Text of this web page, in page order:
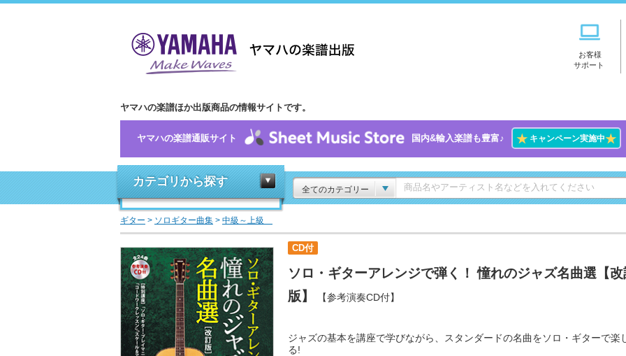
お客様
サポート
ヤマハの楽譜ほか出版商品の情報サイトです。
ヤマハの楽譜通販サイト 国内&輸入楽譜も豊富♪ ★キャンペーン実施中★
カテゴリから探す
全てのカテゴリー
ギター > ソロギター曲集 > 中級～上級
CD付
ソロ・ギターアレンジで弾く！ 憧れのジャズ名曲選【改
版】
【参考演奏CD付】
ジャズの基本を講座で学びながら、スタンダードの名曲をソロ・ギターで楽
る!